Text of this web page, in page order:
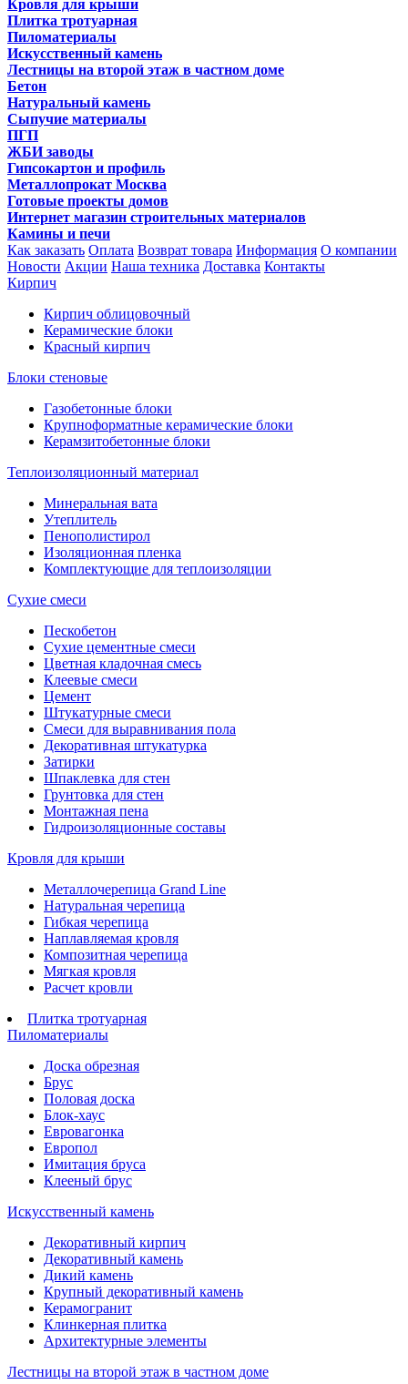
Кровля для крыши
Плитка тротуарная
Пиломатериалы
Искусственный камень
Лестницы на второй этаж в частном доме
Бетон
Натуральный камень
Сыпучие материалы
ПГП
ЖБИ заводы
Гипсокартон и профиль
Металлопрокат Москва
Готовые проекты домов
Интернет магазин строительных материалов
Камины и печи
Как заказать Оплата Возврат товара Информация О компании
Новости Акции Наша техника Доставка Контакты
Кирпич
Кирпич облицовочный
Керамические блоки
Красный кирпич
Блоки стеновые
Газобетонные блоки
Крупноформатные керамические блоки
Керамзитобетонные блоки
Теплоизоляционный материал
Минеральная вата
Утеплитель
Пенополистирол
Изоляционная пленка
Комплектующие для теплоизоляции
Сухие смеси
Пескобетон
Сухие цементные смеси
Цветная кладочная смесь
Клеевые смеси
Цемент
Штукатурные смеси
Смеси для выравнивания пола
Декоративная штукатурка
Затирки
Шпаклевка для стен
Грунтовка для стен
Монтажная пена
Гидроизоляционные составы
Кровля для крыши
Металлочерепица Grand Line
Натуральная черепица
Гибкая черепица
Наплавляемая кровля
Композитная черепица
Мягкая кровля
Расчет кровли
Плитка тротуарная
Пиломатериалы
Доска обрезная
Брус
Половая доска
Блок-хаус
Евровагонка
Европол
Имитация бруса
Клееный брус
Искусственный камень
Декоративный кирпич
Декоративный камень
Дикий камень
Крупный декоративный камень
Керамогранит
Клинкерная плитка
Архитектурные элементы
Лестницы на второй этаж в частном доме